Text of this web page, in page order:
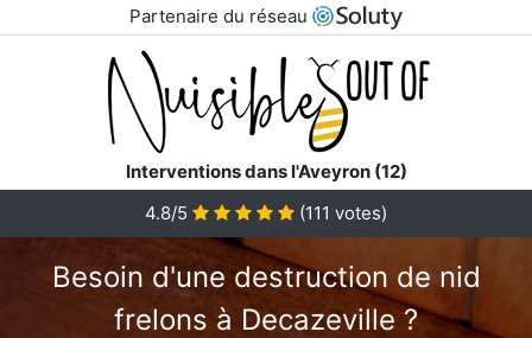
Partenaire du réseau
Interventions dans l'Aveyron (12)
4.8/5 (111 votes)
Besoin d'une destruction de nid
frelons à Decazeville ?